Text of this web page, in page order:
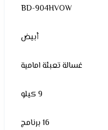
BD-904HVOW
أبيض
غسالة تعبئة امامية
9 كيلو
16 برنامج